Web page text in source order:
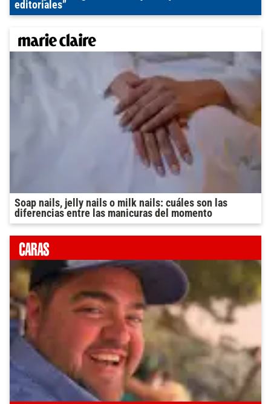
editoriales”
Soap nails, jelly nails o milk nails: cuáles son las
diferencias entre las manicuras del momento